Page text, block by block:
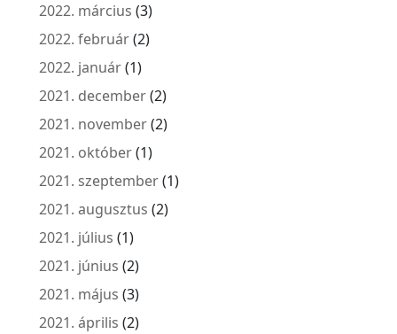
2022. március (3)
2022. február(2)
2022. január(1)
2021. december(2)
2021. november(2)
2021. október(1)
2021. szeptember(1)
2021. augusztus (2)
2021. július (1)
2021. június (2)
2021. május (3)
2021. április (2)